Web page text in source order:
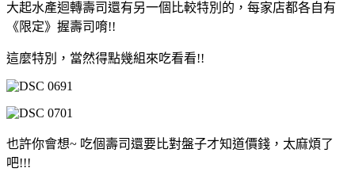
大起水產迴轉壽司還有另一個比較特別的，每家店都各自有
《限定》握壽司唷!!
這麼特別，當然得點幾組來吃看看!!
也許你會想~ 吃個壽司還要比對盤子才知道價錢，太麻煩了
吧!!!